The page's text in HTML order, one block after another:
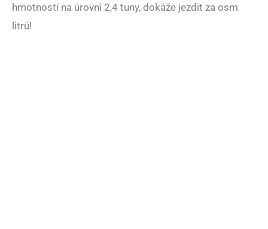
hmotností na úrovni 2,4 tuny, dokáže jezdit za osm
litrů!